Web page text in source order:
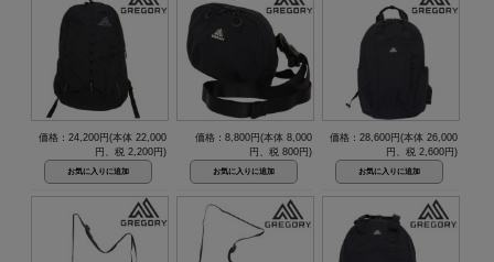
価格：24,200円(本体 22,000
円、税 2,200円)
価格：8,800円(本体 8,000
円、税 800円)
価格：28,600円(本体 26,000
円、税 2,600円)